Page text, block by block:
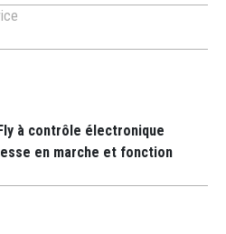
à contrôle électronique
en marche et fonction